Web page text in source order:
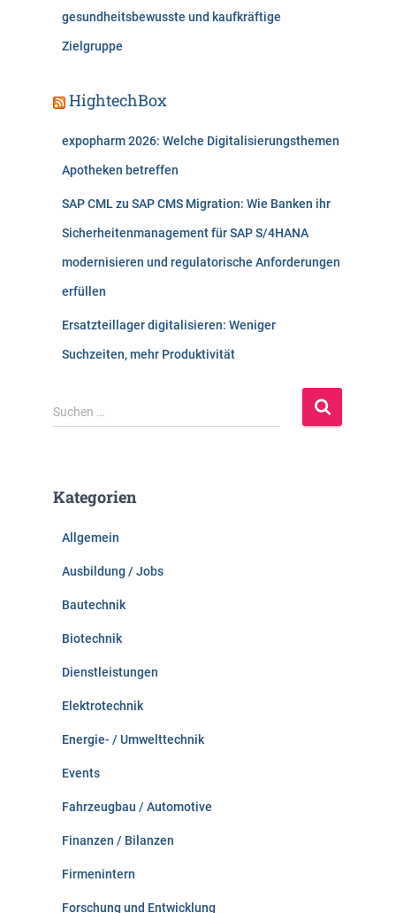
gesundheitsbewusste und kaufkräftige
Zielgruppe
HightechBox
expopharm 2026: Welche Digitalisierungsthemen
Apotheken betreffen
SAP CML zu SAP CMS Migration: Wie Banken ihr
Sicherheitenmanagement für SAP S/4HANA
modernisieren und regulatorische Anforderungen
erfüllen
Ersatzteillager digitalisieren: Weniger
Suchzeiten, mehr Produktivität
S
u
n
Suchen …
Kategorien
Allgemein
Ausbildung / Jobs
Bautechnik
Biotechnik
Dienstleistungen
Elektrotechnik
Energie- / Umwelttechnik
Events
Fahrzeugbau / Automotive
Finanzen / Bilanzen
Firmenintern
Forschung und Entwicklung